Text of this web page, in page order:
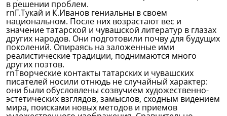
в решении проблем.
rnГ.Тукай и К.Иванов гениальны в своем
национальном. После них возрастают вес и
значение татарской и чувашской литератур в глазах
других народов. Они подготовили почву для будущих
поколений. Опираясь на заложенные ими
реалистические традиции, поднимаются много
других поэтов.
rnТворческие контакты татарских и чувашских
писателей носили отнюдь не случайный характер:
они были обусловлены созвучием художественно-
эстетических взглядов, замыслов, сходным видением
мира, поисками новых методов и приемов